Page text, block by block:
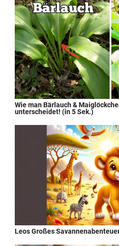
Wie man Bärlauch &
unterscheidet! (in 5 Sek.)
Leos Großes